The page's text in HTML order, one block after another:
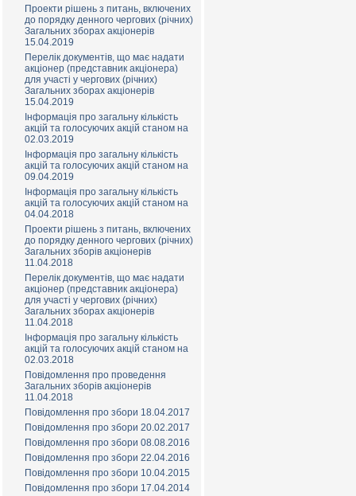
Проекти рішень з питань, включених
до порядку денного чергових (річних)
Загальних зборах акціонерів
15.04.2019
Перелік документів, що має надати
акціонер (представник акціонера)
для участі у чергових (річних)
Загальних зборах акціонерів
15.04.2019
Інформація про загальну кількість
акцій та голосуючих акцій станом на
02.03.2019
Інформація про загальну кількість
акцій та голосуючих акцій станом на
09.04.2019
Інформація про загальну кількість
акцій та голосуючих акцій станом на
04.04.2018
Проекти рішень з питань, включених
до порядку денного чергових (річних)
Загальних зборів акціонерів
11.04.2018
Перелік документів, що має надати
акціонер (представник акціонера)
для участі у чергових (річних)
Загальних зборах акціонерів
11.04.2018
Інформація про загальну кількість
акцій та голосуючих акцій станом на
02.03.2018
Повідомлення про проведення
Загальних зборів акціонерів
11.04.2018
Повідомлення про збори 18.04.2017
Повідомлення про збори 20.02.2017
Повідомлення про збори 08.08.2016
Повідомлення про збори 22.04.2016
Повідомлення про збори 10.04.2015
Повідомлення про збори 17.04.2014